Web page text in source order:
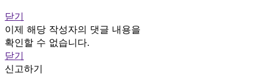
닫기
이제 해당 작성자의 댓글 내용을
확인할 수 없습니다.
닫기
신고하기